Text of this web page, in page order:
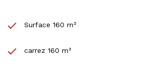
Surface 160 m²
carrez 160 m²